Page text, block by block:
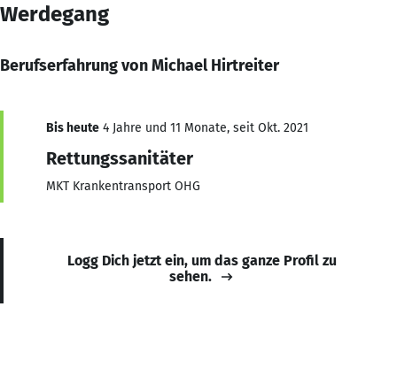
Werdegang
Berufserfahrung von Michael Hirtreiter
Bis heute 4 Jahre und 11 Monate, seit Okt. 2021
Rettungssanitäter
MKT Krankentransport OHG
Logg Dich jetzt ein, um das ganze Profil zu
sehen.